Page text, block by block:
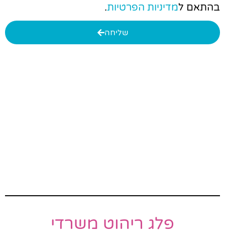
בהתאם למדיניות הפרטיות.
שליחה
פלג ריהוט משרדי